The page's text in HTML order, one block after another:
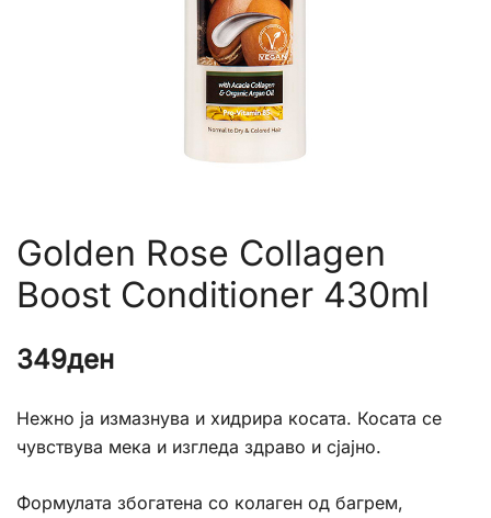
Golden Rose Collagen
Boost Conditioner 430ml
349ден
Нежно ја измазнува и хидрира косата. Косата се
чувствува мека и изгледа здраво и сјајно.
Формулата збогатена со колаген од багрем,